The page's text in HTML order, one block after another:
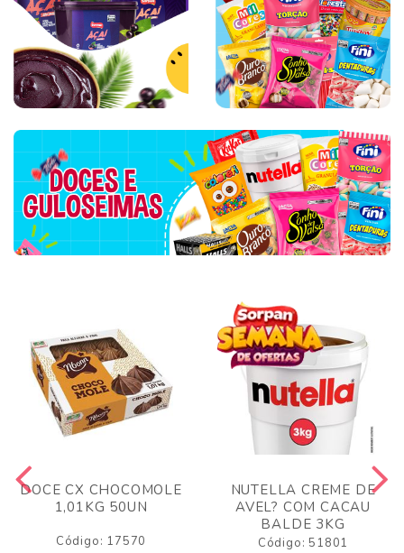
DOCE CX CHOCOMOLE
1,01KG 50UN
Código: 17570
NUTELLA CREME DE
AVEL? COM CACAU
BALDE 3KG
Código: 51801